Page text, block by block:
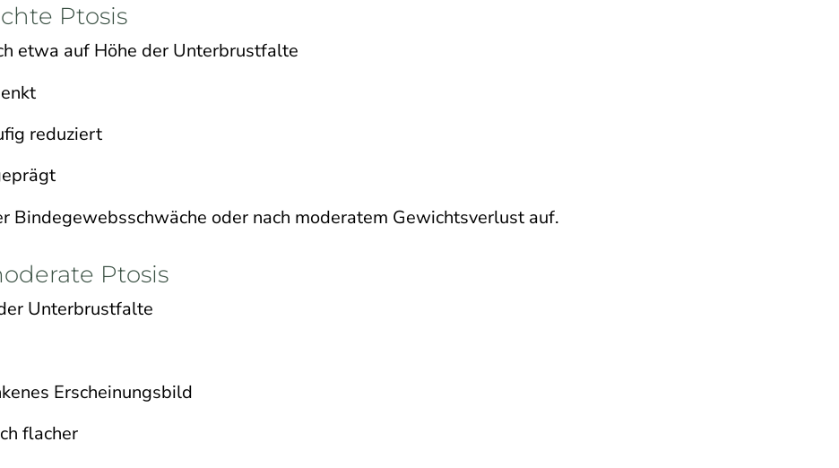
Ptosis
etwa auf Höhe der Unterbrustfalte
reduziert
Bindegewebsschwäche oder nach moderatem Gewichtsverlust auf.
Ptosis
Unterbrustfalte
Erscheinungsbild
flacher